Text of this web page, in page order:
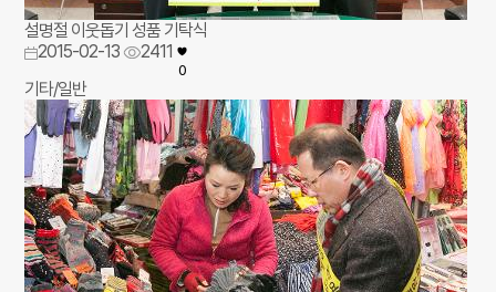
설명절 이웃돕기 성품 기탁식
2015-02-13
2411
0
기타/일반